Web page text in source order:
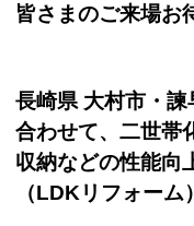
皆さまのご来場お
長崎県 大村市・
合わせて、二世帯
収納などの性能向
（LDKリフォーム